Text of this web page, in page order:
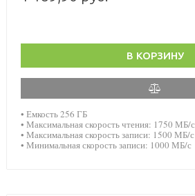
В КОРЗИНУ
• Емкость 256 ГБ
• Максимальная скорость чтения: 1750 МБ/с
• Максимальная скорость записи: 1500 МБ/с
• Минимальная скорость записи: 1000 МБ/с